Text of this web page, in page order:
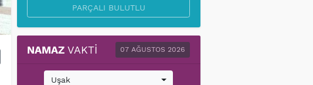
PARÇALI BULUTLU
NAMAZ VAKTI 07 AĞUSTOS 2026
Uşak